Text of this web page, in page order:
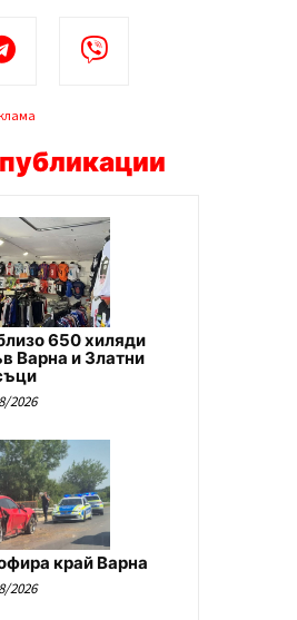
650 хиляди
Варна и Златни
2026
край Варна
2026